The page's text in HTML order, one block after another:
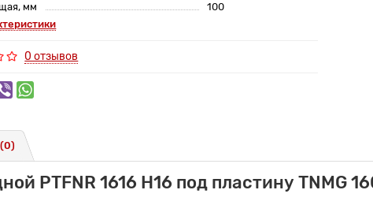
мм
100
0 отзывов
(0)
PTFNR 1616 H16 под пластину TNMG